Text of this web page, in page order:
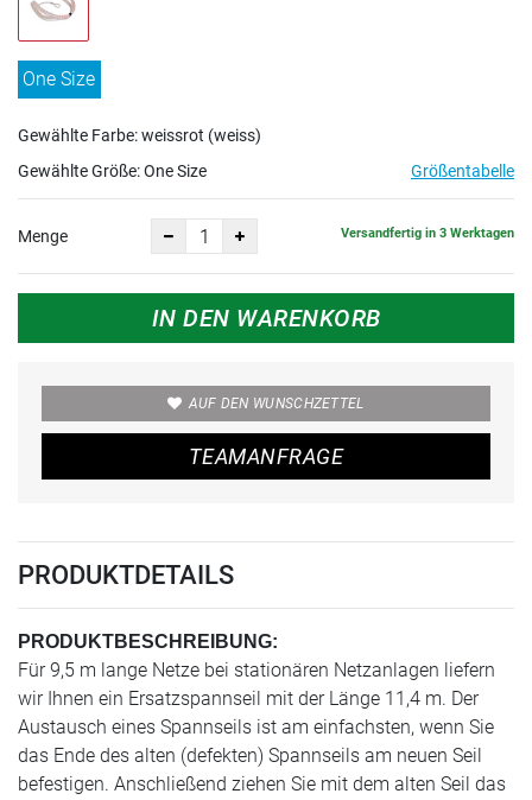
One Size
Gewählte Farbe: weissrot (weiss)
Gewählte Größe:One Size Größentabelle
Menge Versandfertig in 3 Werktagen
IN DEN WARENKORB
AUF DEN WUNSCHZETTEL
TEAMANFRAGE
PRODUKTDETAILS
PRODUKTBESCHREIBUNG:
Für 9,5 m lange Netze bei stationären Netzanlagen liefern
wir Ihnen ein Ersatzspannseil mit der Länge 11,4 m. Der
Austausch eines Spannseils ist am einfachsten, wenn Sie
das Ende des alten (defekten) Spannseils am neuen Seil
befestigen. Anschließend ziehen Sie mit dem alten Seil das